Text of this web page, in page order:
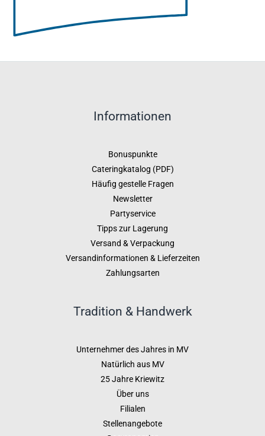
Informationen
Bonuspunkte
Cateringkatalog (PDF)
Häufig gestelle Fragen
Newsletter
Partyservice
Tipps zur Lagerung
Versand & Verpackung
Versandinformationen & Lieferzeiten
Zahlungsarten
Tradition & Handwerk
Unternehmer des Jahres in MV
Natürlich aus MV
25 Jahre Kriewitz
Über uns
Filialen
Stellenangebote